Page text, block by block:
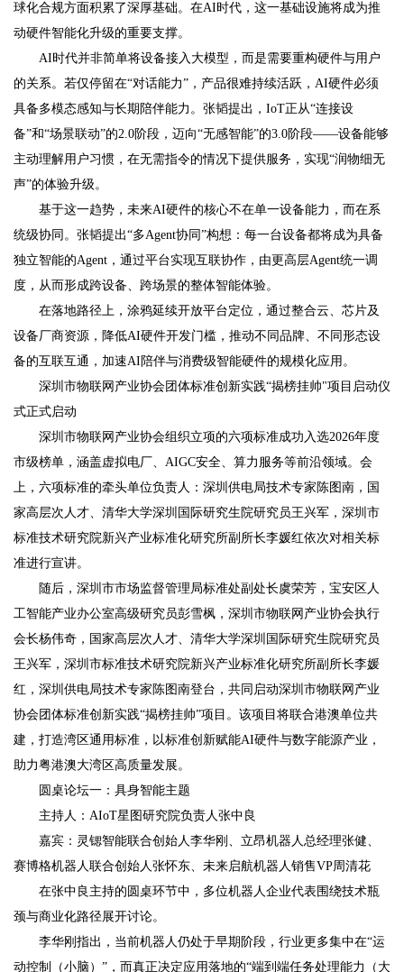
球化合规方面积累了深厚基础。在AI时代，这一基础设施将成为推
动硬件智能化升级的重要支撑。
AI时代并非简单将设备接入大模型，而是需要重构硬件与用户
的关系。若仅停留在“对话能力”，产品很难持续活跃，AI硬件必须
具备多模态感知与长期陪伴能力。张韬提出，IoT正从“连接设
备”和“场景联动”的2.0阶段，迈向“无感智能”的3.0阶段——设备能够
主动理解用户习惯，在无需指令的情况下提供服务，实现“润物细无
声”的体验升级。
基于这一趋势，未来AI硬件的核心不在单一设备能力，而在系
统级协同。张韬提出“多Agent协同”构想：每一台设备都将成为具备
独立智能的Agent，通过平台实现互联协作，由更高层Agent统一调
度，从而形成跨设备、跨场景的整体智能体验。
在落地路径上，涂鸦延续开放平台定位，通过整合云、芯片及
设备厂商资源，降低AI硬件开发门槛，推动不同品牌、不同形态设
备的互联互通，加速AI陪伴与消费级智能硬件的规模化应用。
深圳市物联网产业协会团体标准创新实践“揭榜挂帅"项目启动仪
式正式启动
深圳市物联网产业协会组织立项的六项标准成功入选2026年度
市级榜单，涵盖虚拟电厂、AIGC安全、算力服务等前沿领域。会
上，六项标准的牵头单位负责人：深圳供电局技术专家陈图南，国
家高层次人才、清华大学深圳国际研究生院研究员王兴军，深圳市
标准技术研究院新兴产业标准化研究所副所长李媛红依次对相关标
准进行宣讲。
随后，深圳市市场监督管理局标准处副处长虞荣芳，宝安区人
工智能产业办公室高级研究员彭雪枫，深圳市物联网产业协会执行
会长杨伟奇，国家高层次人才、清华大学深圳国际研究生院研究员
王兴军，深圳市标准技术研究院新兴产业标准化研究所副所长李媛
红，深圳供电局技术专家陈图南登台，共同启动深圳市物联网产业
协会团体标准创新实践“揭榜挂帅”项目。该项目将联合港澳单位共
建，打造湾区通用标准，以标准创新赋能AI硬件与数字能源产业，
助力粤港澳大湾区高质量发展。
圆桌论坛一：具身智能主题
主持人：AIoT星图研究院负责人张中良
嘉宾：灵锶智能联合创始人李华刚、立昂机器人总经理张健、
赛博格机器人联合创始人张怀东、未来启航机器人销售VP周清花
在张中良主持的圆桌环节中，多位机器人企业代表围绕技术瓶
颈与商业化路径展开讨论。
李华刚指出，当前机器人仍处于早期阶段，行业更多集中在“运
动控制（小脑）”，而真正决定应用落地的“端到端任务处理能力（大